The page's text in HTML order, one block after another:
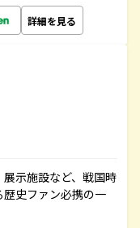
詳細を見る
示施設など、戦国時
史ファン必携の一